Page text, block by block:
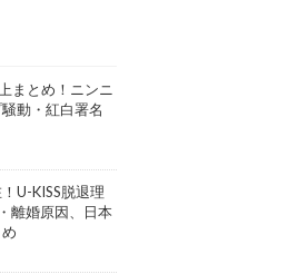
まとめ！ニンニ
動・紅白署名
U-KISS脱退理
離婚原因、日本